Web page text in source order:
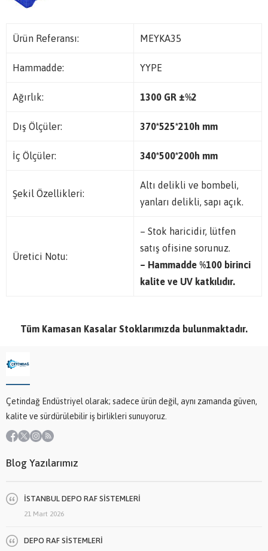
Ürün Referansı: MEYKA35
Hammadde: YYPE
Ağırlık: 1300 GR ±%2
Dış Ölçüler: 370*525*210h mm
İç Ölçüler: 340*500*200h mm
Şekil Özellikleri:
Altı delikli ve bombeli,
yanları delikli, sapı açık.
Üretici Notu:
– Stok haricidir, lütfen
satış ofisine sorunuz.
– Hammadde %100 birinci
kalite ve UV katkılıdır.
Tüm Kamasan Kasalar Stoklarımızda bulunmaktadır.
Çetindağ Endüstriyel olarak; sadece ürün değil, aynı zamanda güven,
kalite ve sürdürülebilir iş birlikleri sunuyoruz.
Blog Yazılarımız
İSTANBUL DEPO RAF SİSTEMLERİ
21 Mart 2026
DEPO RAF SİSTEMLERİ